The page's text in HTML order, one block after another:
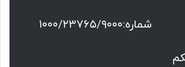
شماره:۱۰۰۰/۲۳۷۶۵/۹۰۰۰